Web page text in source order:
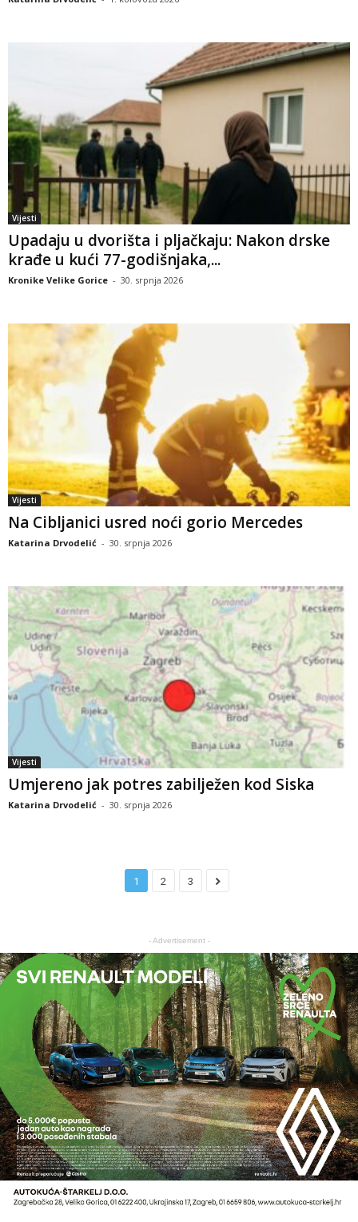
Vijesti
Upadaju u dvorišta i pljačkaju: Nakon drske
krađe u kući 77-godišnjaka,...
Kronike Velike Gorice - 30. srpnja 2026
Vijesti
Na Cibljanici usred noći gorio Mercedes
Katarina Drvodelić - 30. srpnja 2026
Vijesti
Umjereno jak potres zabilježen kod Siska
Katarina Drvodelić - 30. srpnja 2026
1 2 3
- Advertisement -